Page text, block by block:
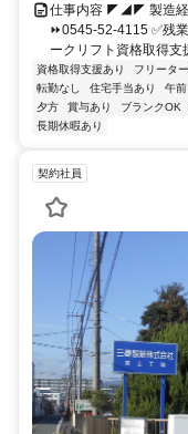
仕事内容 ◤◢◤ 製造経
⏩0545-52-4115 ✅残
ークリフト資格取得支
資格取得支援あり フリータ
転勤なし
住宅手当あり 午前
夕方
賞与あり ブランクOK
長期休暇あり
契約社員